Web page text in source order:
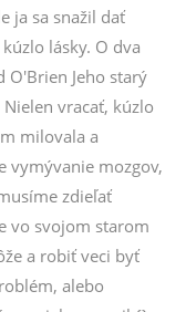
ja sa snažil dať
lásky. O dva
Jeho starý
vracať, kúzlo
milovala a
vymývanie mozgov,
zdieľať
vo svojom starom
a robiť veci byť
alebo